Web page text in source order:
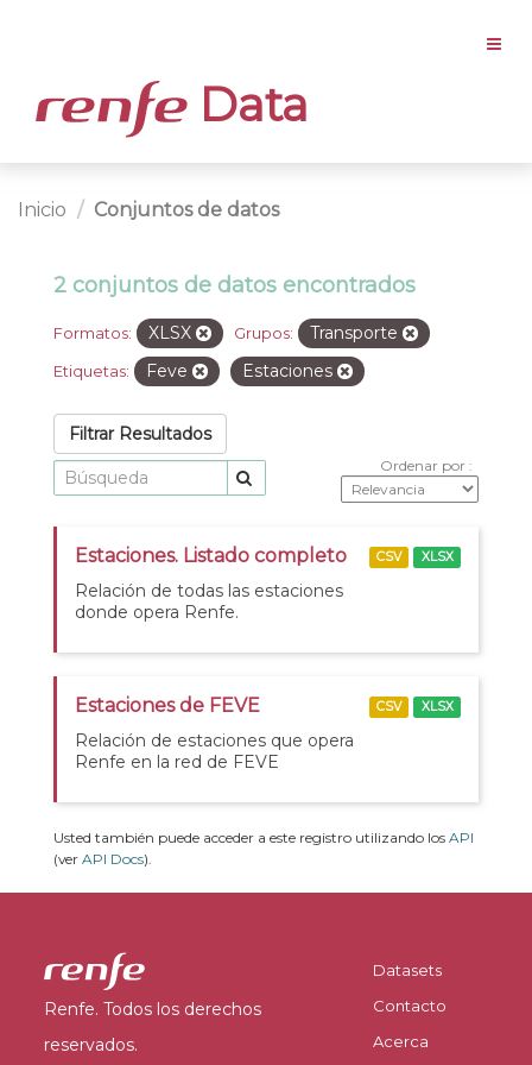
Data
Inicio Conjuntos de datos
2 conjuntos de datos encontrados
Formatos: XLSX Grupos: Transporte
Etiquetas: Feve Estaciones
Filtrar Resultados
Ordenar por
Estaciones. Listado completo
Relación de todas las estaciones
donde opera Renfe.
CSV XLSX
Estaciones de FEVE
Relación de estaciones que opera
Renfe en la red de FEVE
CSV XLSX
Usted también puede acceder a este registro utilizando los API
(ver API Docs).
Renfe. Todos los derechos
reservados.
Datasets
Contacto
Acerca